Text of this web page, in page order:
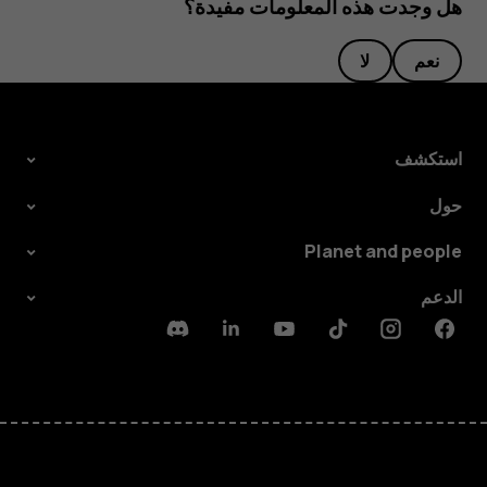
هل وجدت هذه المعلومات مفيدة؟
نعم لا
استكشف
حول
Planet and people
الدعم
Facebook
Instagram
Tiktok
Youtube
Linkedin
Discord